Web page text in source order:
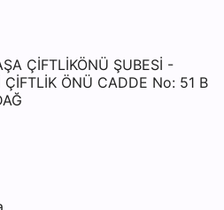
ÇİFTLİKÖNÜ ŞUBESİ -
ÇİFTLİK ÖNÜ CADDE No: 51 B